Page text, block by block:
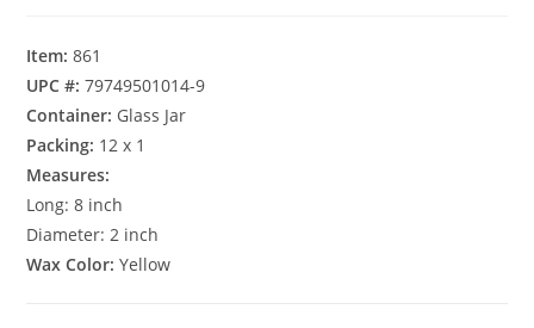
Item: 861
UPC #:79749501014-9
Container: Glass Jar
Packing: 12 x 1
Measures:
Long: 8 inch
Diameter: 2 inch
Wax Color:Yellow